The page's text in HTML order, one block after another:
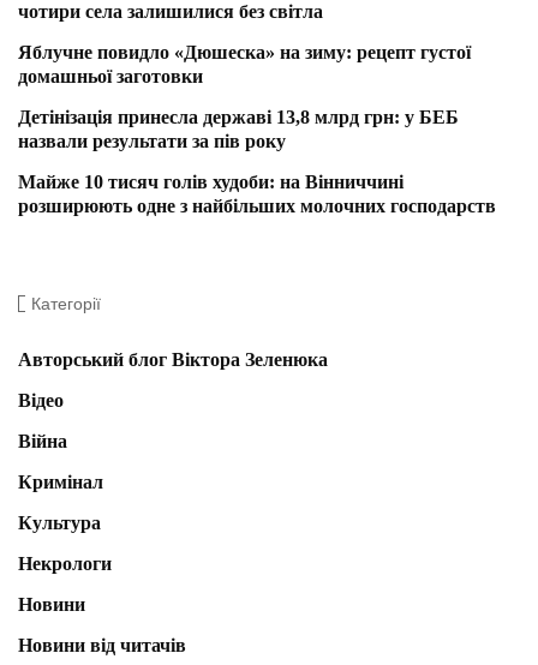
чотири села залишилися без світла
Яблучне повидло «Дюшеска» на зиму: рецепт густої
домашньої заготовки
Детінізація принесла державі 13,8 млрд грн: у БЕБ
назвали результати за пів року
Майже 10 тисяч голів худоби: на Вінниччині
розширюють одне з найбільших молочних господарств
Категорії
Авторський блог Віктора Зеленюка
Відео
Війна
Кримінал
Культура
Некрологи
Новини
Новини від читачів